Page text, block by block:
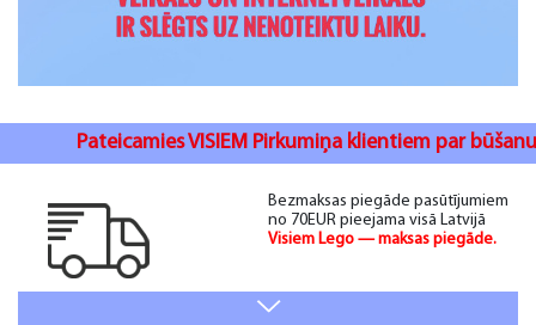
Pateicamies VISIEM Pirkumiņa klientiem par būšanu
Bezmaksas piegāde pasūtījumiem
no 70EUR pieejama visā Latvijā
Visiem Lego — maksas piegāde.